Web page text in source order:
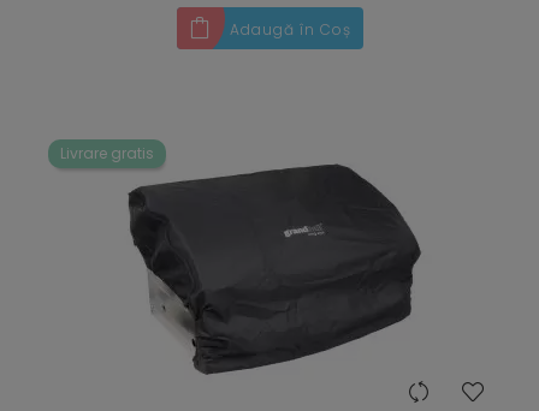
Adaugă în Coș
Livrare gratis